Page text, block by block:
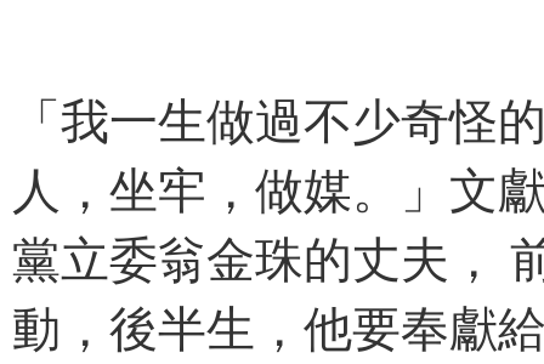
「我一生做過不少奇怪
人，坐牢，做媒。」文
黨立委翁金珠的丈夫，
動，後半生，他要奉獻